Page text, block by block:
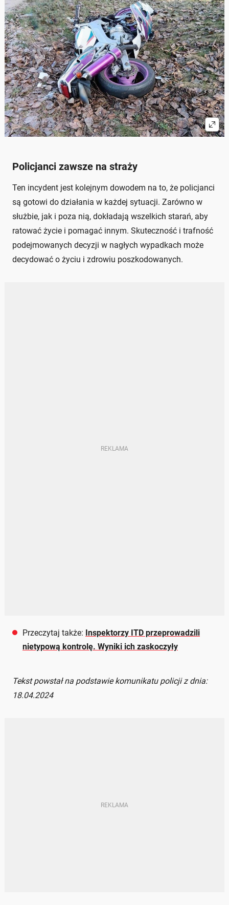
Policjanci zawsze na straży
Ten incydent jest kolejnym dowodem na to, że policjanci
są gotowi do działania w każdej sytuacji. Zarówno w
służbie, jak i poza nią, dokładają wszelkich starań, aby
ratować życie i pomagać innym. Skuteczność i trafność
podejmowanych decyzji w nagłych wypadkach może
decydować o życiu i zdrowiu poszkodowanych.
Przeczytaj także: Inspektorzy ITD przeprowadzili
nietypową kontrolę. Wyniki ich zaskoczyły
Tekst powstał na podstawie komunikatu policji z dnia:
18.04.2024